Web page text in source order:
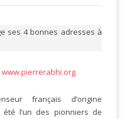
ses 4 bonnes adresses à
www.pierrerabhi.org
français d’origine
l’un des pionniers de